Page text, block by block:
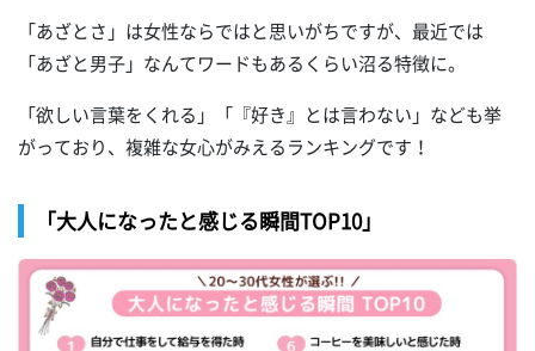
「あざとさ」は女性ならではと思いがちですが、最近では
「あざと男子」なんてワードもあるくらい沼る特徴に。
「欲しい言葉をくれる」「『好き』とは言わない」なども挙
がっており、複雑な女心がみえるランキングです！
「大人になったと感じる瞬間TOP10」